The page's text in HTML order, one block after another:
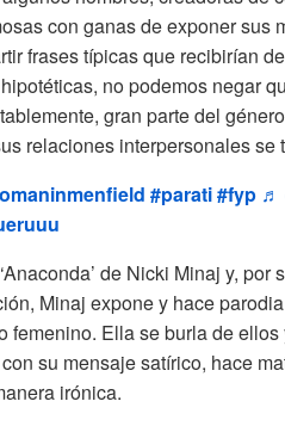
con ganas de exponer sus
frases típicas que recibirían
no podemos negar
gran parte del
relaciones interpersonales se
#parati#fyp ♬
de Nicki Minaj y, por
Minaj expone y hace
femenino. Ella se burla de
su mensaje satírico, hace
irónica.